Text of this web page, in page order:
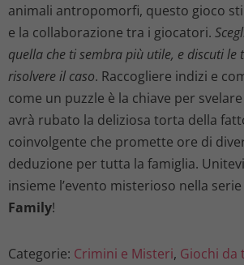
animali antropomorfi, questo gioco
e la collaborazione tra i giocatori.
quella che ti sembra più utile, e discuti le
risolvere il caso. Raccogliere indizi e
come un puzzle è la chiave per
avrà rubato la deliziosa torta della
coinvolgente che promette ore di
deduzione per tutta la famiglia.
insieme l’evento misterioso nella serie
Family!
Categorie: Crimini e Misteri, Giochi da